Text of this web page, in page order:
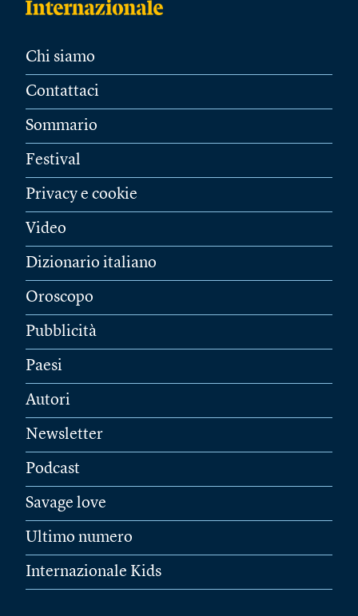
Chi siamo
Contattaci
Sommario
Festival
Privacy e cookie
Video
Dizionario italiano
Oroscopo
Pubblicità
Paesi
Autori
Newsletter
Podcast
Savage love
Ultimo numero
Internazionale Kids